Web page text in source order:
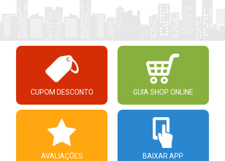
CUPOM DESCONTO GUIA SHOP ONLINE
AVALIAÇÕES BAIXAR APP